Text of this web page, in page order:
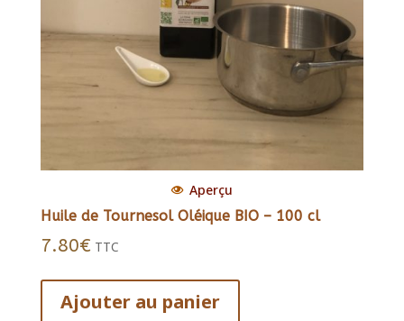
Aperçu
Huile de Tournesol Oléique BIO – 100 cl
7.80€ TTC
Ajouter au panier